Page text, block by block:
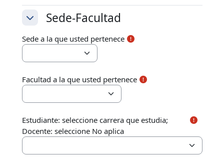
Sede-Facultad
Sede-Facultad
Sede-Facultad
Sede a la que usted pertenece
Facultad a la que usted pertenece
Estudiante: seleccione carrera que estudia;
Docente: seleccione No aplica